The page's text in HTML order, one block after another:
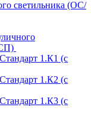
светильника (ОС/
1.К1 (с
1.К2 (с
1.К3 (с